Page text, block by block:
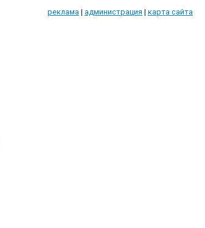
реклама | администрация | карта сайта